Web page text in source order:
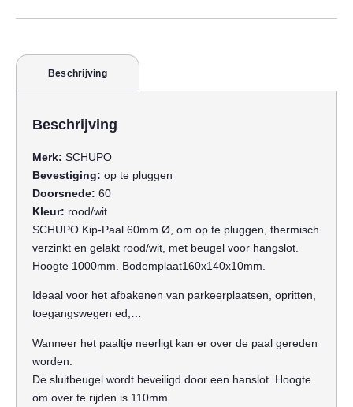
Beschrijving
Beschrijving
Merk: SCHUPO
Bevestiging: op te pluggen
Doorsnede: 60
Kleur: rood/wit
SCHUPO Kip-Paal 60mm Ø, om op te pluggen, thermisch
verzinkt en gelakt rood/wit, met beugel voor hangslot.
Hoogte 1000mm. Bodemplaat160x140x10mm.
Ideaal voor het afbakenen van parkeerplaatsen, opritten,
toegangswegen ed,…
Wanneer het paaltje neerligt kan er over de paal gereden
worden.
De sluitbeugel wordt beveiligd door een hanslot. Hoogte
om over te rijden is 110mm.